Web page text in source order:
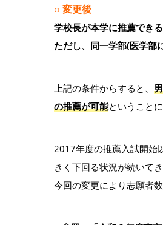
○ 変更後
学校長が本学に推薦でき
ただし、同一学部(医学部
上記の条件からすると、
の推薦が可能ということ
2017年度の推薦入試開始
きく下回る状況が続いてき
今回の変更により志願者